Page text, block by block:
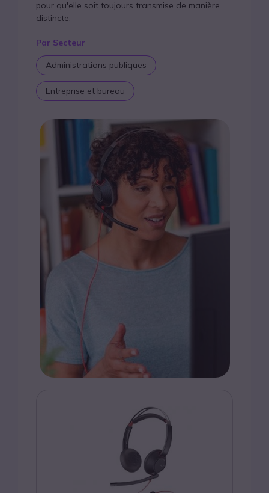
pour qu'elle soit toujours transmise de manière
distincte.
Par Secteur
Administrations publiques
Entreprise et bureau